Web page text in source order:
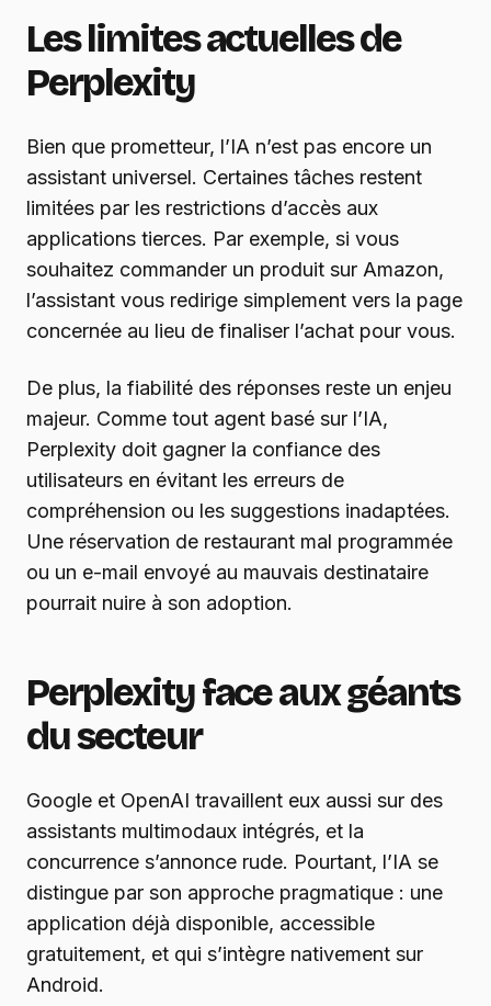
Les limites actuelles de
Perplexity
Bien que prometteur, l’IA n’est pas encore un
assistant universel. Certaines tâches restent
limitées par les restrictions d’accès aux
applications tierces. Par exemple, si vous
souhaitez commander un produit sur Amazon,
l’assistant vous redirige simplement vers la page
concernée au lieu de finaliser l’achat pour vous.
De plus, la fiabilité des réponses reste un enjeu
majeur. Comme tout agent basé sur l’IA,
Perplexity doit gagner la confiance des
utilisateurs en évitant les erreurs de
compréhension ou les suggestions inadaptées.
Une réservation de restaurant mal programmée
ou un e-mail envoyé au mauvais destinataire
pourrait nuire à son adoption.
Perplexity face aux géants
du secteur
Google et OpenAI travaillent eux aussi sur des
assistants multimodaux intégrés, et la
concurrence s’annonce rude. Pourtant, l’IA se
distingue par son approche pragmatique : une
application déjà disponible, accessible
gratuitement, et qui s’intègre nativement sur
Android.